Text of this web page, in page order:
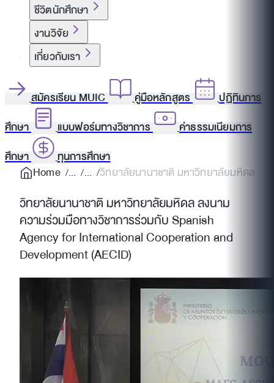
ชีวิตนักศึกษา
งานวิจัย
เกี่ยวกับเรา
สมัครเรียน MUIC คู่มือหลักสูตร
ปฏิทินการ
ศึกษา
แบบฟอร์มทางวิชาการ
ค่าธรรมเนียมการ
ศึกษา
ทุนการศึกษา
Home
วิทยาลัยนานาชาติ มหาวิทยาลัยมหิดล ลง
วิทยาลัยนานาชาติ มหาวิทยาลัยมหิดล ลงนาม
ความร่วมมือทางวิชาการร่วมกับ Spanish
Agency for International Cooperation and
Development (AECID)